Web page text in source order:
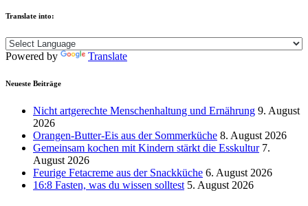
Translate into:
Powered by Translate
Neueste Beiträge
Nicht artgerechte Menschenhaltung und Ernährung 9. August
2026
Orangen-Butter-Eis aus der Sommerküche 8. August 2026
Gemeinsam kochen mit Kindern stärkt die Esskultur 7.
August 2026
Feurige Fetacreme aus der Snackküche 6. August 2026
16:8 Fasten, was du wissen solltest 5. August 2026